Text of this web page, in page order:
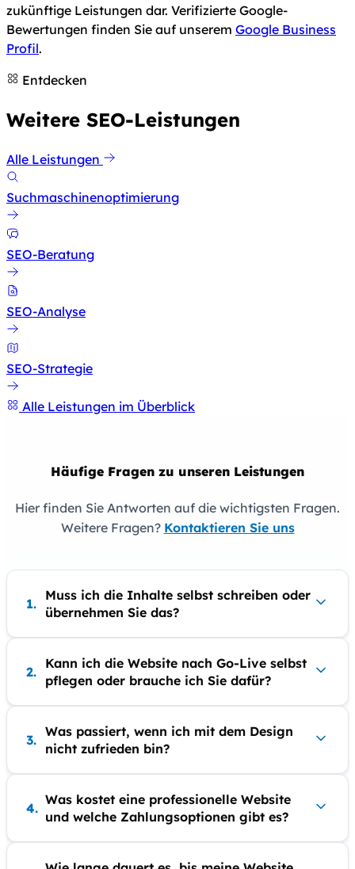
zukünftige Leistungen dar. Verifizierte Google-
Bewertungen finden Sie auf unserem Google Business
Profil.
Entdecken
Weitere SEO-Leistungen
Alle Leistungen
Suchmaschinenoptimierung
SEO-Beratung
SEO-Analyse
SEO-Strategie
Alle Leistungen im Überblick
Häufige Fragen zu unseren Leistungen
Hier finden Sie Antworten auf die wichtigsten Fragen.
Weitere Fragen? Kontaktieren Sie uns
1.
Muss ich die Inhalte selbst schreiben oder
übernehmen Sie das?
2.
Kann ich die Website nach Go-Live selbst
pflegen oder brauche ich Sie dafür?
3.
Was passiert, wenn ich mit dem Design
nicht zufrieden bin?
4.
Was kostet eine professionelle Website
und welche Zahlungsoptionen gibt es?